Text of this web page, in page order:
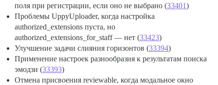
поля при регистрации, если оно не выбрано (33401)
Проблемы UppyUploader, когда настройка
authorized_extensions пуста, но
authorized_extensions_for_staff — нет (33423)
Улучшение задачи слияния горизонтов (33394)
Применение настроек разнообразия к результатам поиска
эмодзи (33393)
Отмена присвоения reviewable, когда модальное окно